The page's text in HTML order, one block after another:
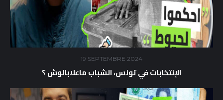
19 SEPTEMBRE 2024
الإنتخابات في تونس، الشباب ماعلابالوش ؟